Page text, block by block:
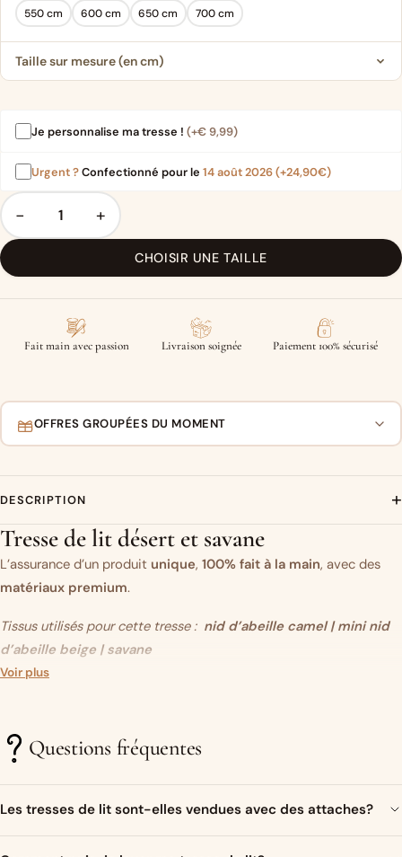
550 cm
600 cm 650 cm 700 cm
Taille sur mesure (en cm)
Je personnalise ma tresse ! (+€9,99)
Urgent ? Confectionné pour le 14 août 2026 (+24,90€)
− +
CHOISIR UNE TAILLE
Fait main avec passion Livraison soignée Paiement 100% sécurisé
OFFRES GROUPÉES DU MOMENT
DESCRIPTION +
Tresse de lit désert et savane
L’assurance d’un produit unique, 100% fait à la main, avec des
matériaux premium.
Tissus utilisés pour cette tresse : nid d’abeille camel | mini nid
d’abeille beige | savane
Vous aimez ce modèle mais vous souhaitez modifier un des tissus
tresse de lit (ou tour de lit tressé)
est devenue un élémentincontournabledans la décoration de la
Voir plus
Questions fréquentes
Les tresses de lit sont-elles vendues avec des attaches?